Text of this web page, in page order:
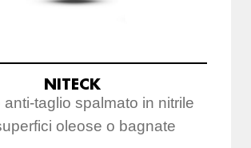
NITECK
anti-taglio spalmato in nitrile
oleose o bagnate